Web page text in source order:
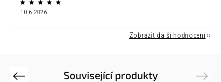
10.6.2026
Zobrazit další hodnocení
Související produkty
Previous Next